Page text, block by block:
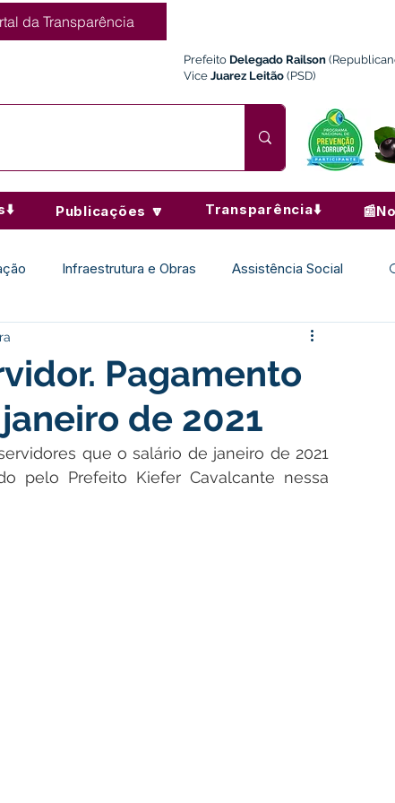
da Transparência
Prefeito Delegado Railson
Vice Juarez Leitão (PSD)
Publicações 🔽 Transparência⬇️
Infraestrutura e Obras Assistência Social
Institucional e Governo
Vacinômetro Comunicado
Emenda Parlamentar Defesa Civil
Pagamento
de 2021
que o salário de janeiro de 2021
pelo Prefeito Kiefer Cavalcante nessa